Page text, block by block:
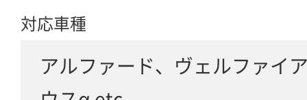
対応車種
アルファード、ヴェルファイ